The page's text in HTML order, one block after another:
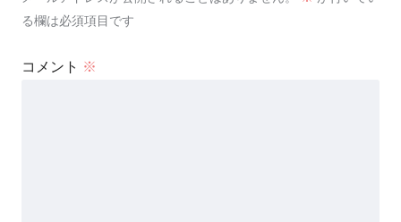
る欄は必須項目です
コメント ※